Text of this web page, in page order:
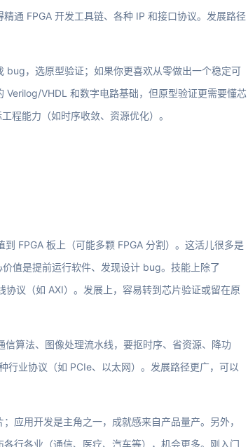
通 FPGA 开发工具链、各种 IP 和接口协议。发展路径
bug，选原型验证；如果你更喜欢从零做出一个稳定可
VHDL 和数字电路基础，但原型验证更需要懂芯
程能力（如时序收敛、资源优化）。
FPGA 板上（可能多颗 FPGA 分割）。这活儿很多是
值是提前运行软件、发现设计 bug。技能上除了
议（如 AXI）。发展上，容易转到芯片验证或留在原
算法、图像处理流水线，要抠时序、省资源、降功
行业协议（如 PCIe、以太网）。发展路径更广，可以
应用开发是主角之一，成就感来自产品量产。另外，
行各业（通信、医疗、汽车等），机会更多。刚入门